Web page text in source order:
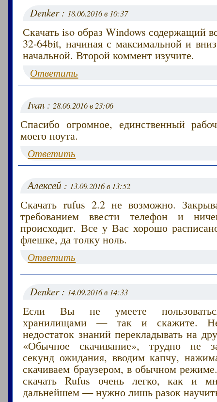
Denker : 18.06.2016 в 10:37
Скачать iso образ Windows содержащий
32-64bit, начиная с максимальной и
начальной. Второй коммент изучите.
Ответить
Ivan :28.06.2016 в 23:06
Спасибо огромное, единственный
моего ноута.
Ответить
Алексей : 13.09.2016 в 13:52
Скачать rufus 2.2 не возможно.
требованием ввести телефон и
происходит. Все у Вас хорошо
флешке, да толку ноль.
Ответить
Denker : 14.09.2016 в 14:33
Если Вы не умеете
хранилищами — так и скажите.
недостаток знаний перекладывать на
«Обычное скачивание», трудно не
секунд ожидания, вводим капчу,
скачиваем браузером, в обычном
скачать Rufus очень легко, как и
дальнейшем — нужно лишь разок